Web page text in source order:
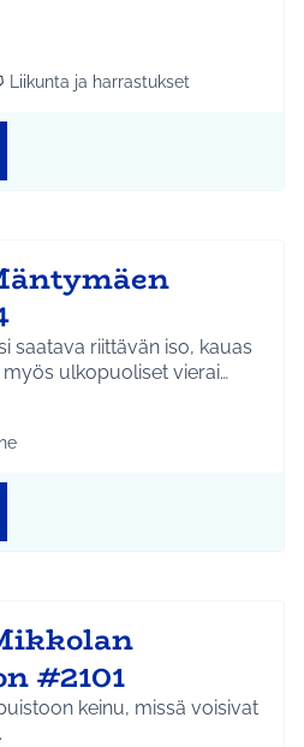
Etelä-Tuusulan kylät
tulokset teeman mukaan:
Liikunta ja harrastukset
saatava riittävän iso, kauas
ulkopuoliset vierai…
Hyrylä
mukaan: Infra ja liikenne
#2101
keinu, missä voisivat